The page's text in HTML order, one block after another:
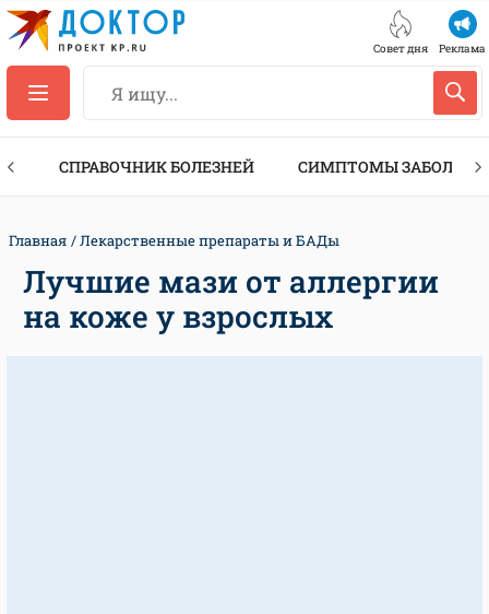
Совет дня Реклама
СПРАВОЧНИК БОЛЕЗНЕЙ СИМПТОМЫ
Главная Лекарственные препараты и БАДы
Лучшие мази от аллергии
на коже у взрослых